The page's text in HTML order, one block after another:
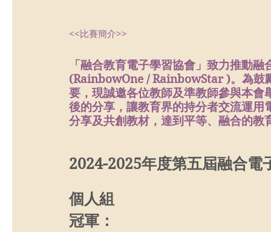
<<比賽簡介>>
「融合教育電子學習協會」致力推動
(RainbowOne / RainbowStar )。為鼓
要，現誠邀各位教師及準教師參與本
後的分享，讓教育界的持分者交流運
分享及共創教材，達到平等、融合的教
2024-2025年度第五屆融合電
個人組
冠軍：